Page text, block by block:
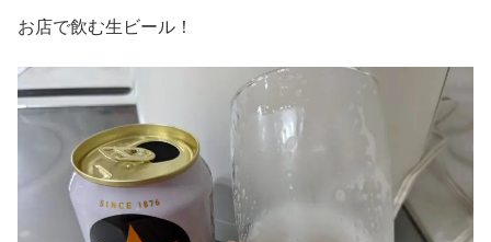
お店で飲む生ビール！